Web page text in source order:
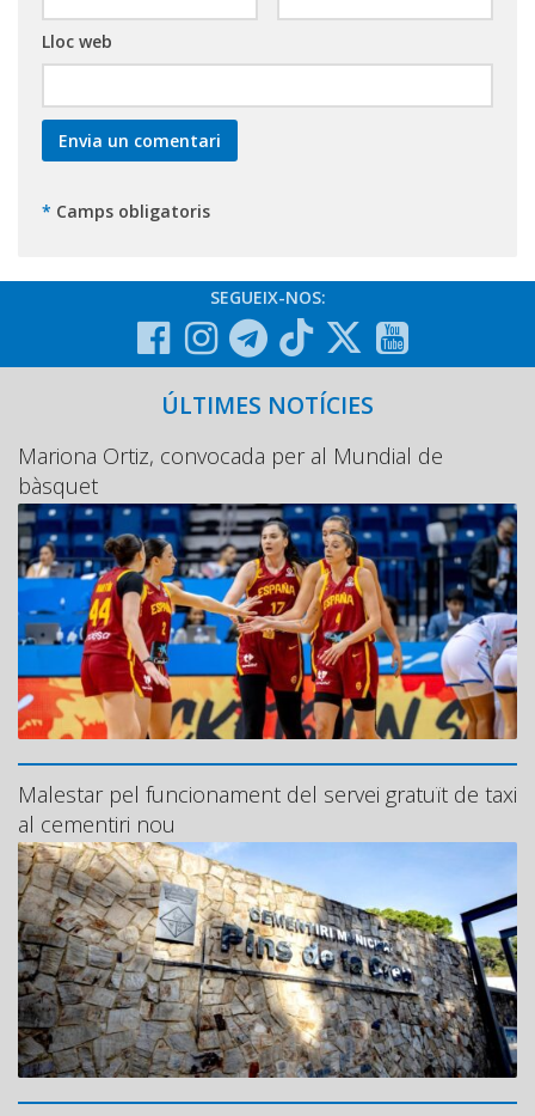
Lloc web
* Camps obligatoris
SEGUEIX-NOS:
ÚLTIMES NOTÍCIES
Mariona Ortiz, convocada per al Mundial de
bàsquet
Malestar pel funcionament del servei gratuït de taxi
al cementiri nou